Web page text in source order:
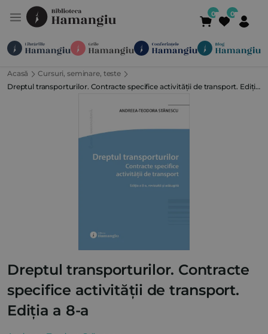
Module Publicații
Suport Contact 021 336 01 25 (L-V
Acasă
Cursuri, seminare, teste
Dreptul transporturilor. Contracte specifice activității de transport. Ediția
Dreptul transporturilor. Contracte
specifice activității de transport.
Ediția a 8-a